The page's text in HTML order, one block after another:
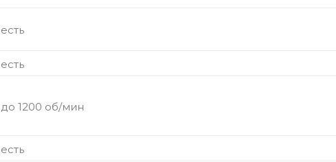
есть
есть
до 1200 об/мин
есть